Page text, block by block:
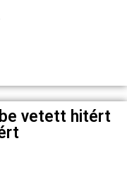
vetett hitért